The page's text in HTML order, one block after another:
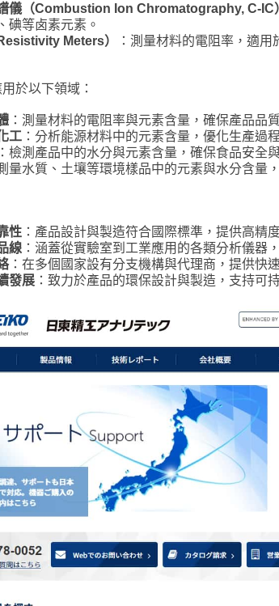
儀（Combustion Ion Chromatography, C-IC
碘等卤素元素。
Meters）
：測量材料的電阻率，適
於以下領域：
：測量材料的電阻率與元素含量，確保產品品
工：分析能源材料中的元素含量，優化生產過
檢測產品中的水分與元素含量，確保食品安全
量水質、土壤等環境樣品中的元素與水分含量
性：產品設計與製造符合國際標準，提供高精
線：涵蓋從實驗室到工業應用的各類分析儀器
：在多個國家設有分支機構與代理商，提供快
發展：致力於產品的環保設計與製造，支持可